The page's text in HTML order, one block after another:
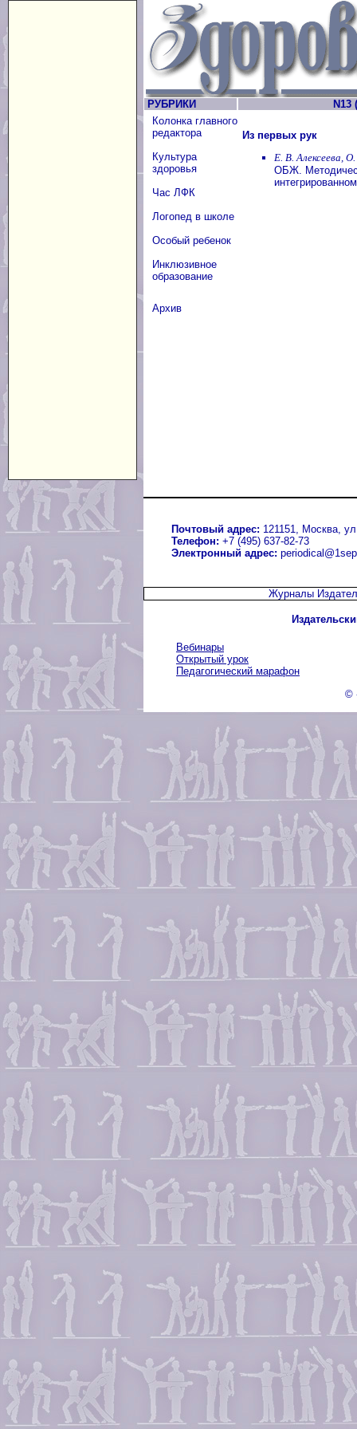
РУБРИКИ
N13
Колонка главного
редактора
Культура
здоровья
Час ЛФК
Логопед в школе
Особый ребенок
Инклюзивное
образование
Архив
Из первых рук
Е. В. Алексеева,
ОБЖ.
Почтовый адрес: 121151, Москва,
Телефон: +7 (495) 637-82-73
Электронный адрес:
Журналы
Вебинары
Открытый урок
Педагогический марафон
©